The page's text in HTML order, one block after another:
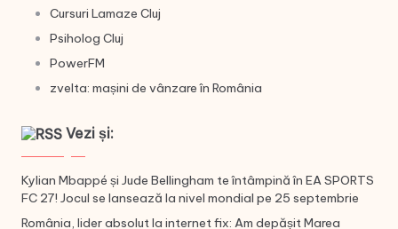
Cursuri Lamaze Cluj
Psiholog Cluj
PowerFM
zvelta: mașini de vânzare în România
Vezi și:
Kylian Mbappé și Jude Bellingham te întâmpină în EA SPORTS
FC 27! Jocul se lansează la nivel mondial pe 25 septembrie
România, lider absolut la internet fix: Am depășit Marea